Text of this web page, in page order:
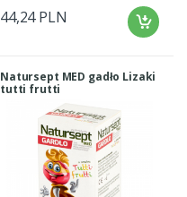
44,24 PLN
Natursept MED gadło Lizaki
tutti frutti